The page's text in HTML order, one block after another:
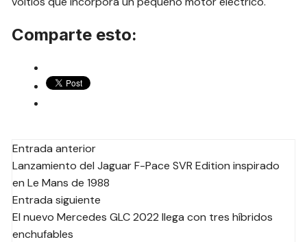
Comparte esto:
Navegación
de
las
entradas
Entrada anterior
Lanzamiento del Jaguar F-Pace SVR Edition inspirado
en Le Mans de 1988
Entrada siguiente
El nuevo Mercedes GLC 2022 llega con tres híbridos
enchufables